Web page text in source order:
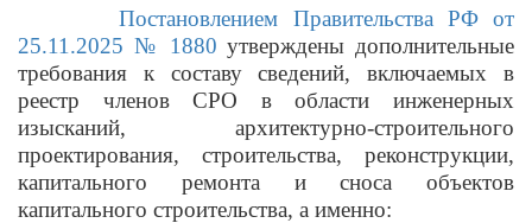
Постановлением Правительства РФ от
25.11.2025 № 1880 утверждены дополнительные
требования к составу сведений, включаемых в
реестр членов СРО в области инженерных
изысканий, архитектурно-строительного
проектирования, строительства, реконструкции,
капитального ремонта и сноса объектов
капитального строительства, а именно: